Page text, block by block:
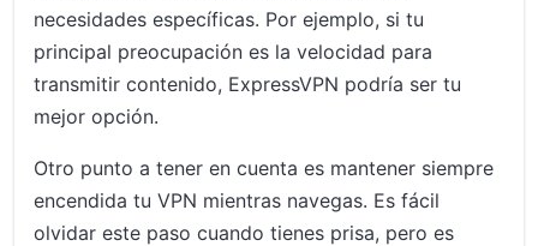
necesidades específicas. Por ejemplo, si tu
principal preocupación es la velocidad para
transmitir contenido, ExpressVPN podría ser tu
mejor opción.
Otro punto a tener en cuenta es mantener siempre
encendida tu VPN mientras navegas. Es fácil
olvidar este paso cuando tienes prisa, pero es